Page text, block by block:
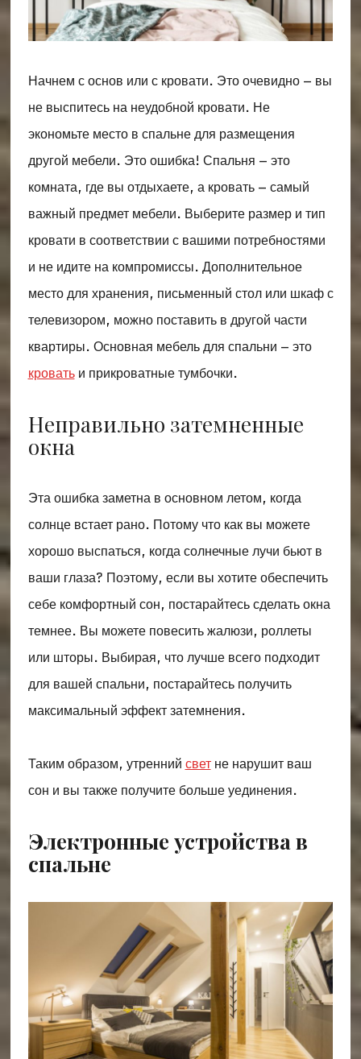
Начнем с основ или с кровати. Это очевидно – вы
не выспитесь на неудобной кровати. Не
экономьте место в спальне для размещения
другой мебели. Это ошибка! Спальня – это
комната, где вы отдыхаете, а кровать – самый
важный предмет мебели. Выберите размер и тип
кровати в соответствии с вашими потребностями
и не идите на компромиссы. Дополнительное
место для хранения, письменный стол или шкаф с
телевизором, можно поставить в другой части
квартиры. Основная мебель для спальни – это
кроватьи прикроватные тумбочки.
Неправильно затемненные
окна
Эта ошибка заметна в основном летом, когда
солнце встает рано. Потому что как вы можете
хорошо выспаться, когда солнечные лучи бьют в
ваши глаза? Поэтому, если вы хотите обеспечить
себе комфортный сон, постарайтесь сделать окна
темнее. Вы можете повесить жалюзи, роллеты
или шторы. Выбирая, что лучше всего подходит
для вашей спальни, постарайтесь получить
максимальный эффект затемнения.
Таким образом, утренний светне нарушит ваш
сон и вы также получите больше уединения.
Электронные устройства в
спальне